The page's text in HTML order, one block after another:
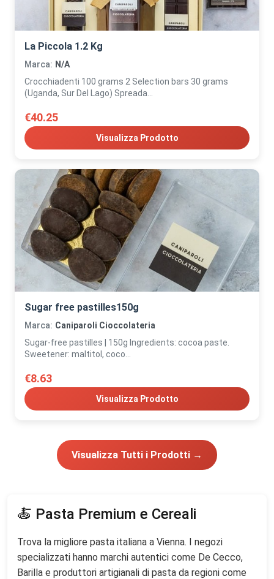
La Piccola 1.2 Kg
Marca: N/A
Crocchiadenti 100 grams 2 Selection bars 30 grams
(Uganda, Sur Del Lago) Spreada...
€40.25
Visualizza Prodotto
Sugar free pastilles150g
Marca: Caniparoli Cioccolateria
Sugar-free pastilles | 150g Ingredients: cocoa paste.
Sweetener: maltitol, coco...
€8.63
Visualizza Prodotto
Visualizza Tutti i Prodotti →
🍝 Pasta Premium e Cereali
Trova la migliore pasta italiana a Vienna. I negozi
specializzati hanno marchi autentici come De Cecco,
Barilla e produttori artigianali di pasta da regioni come